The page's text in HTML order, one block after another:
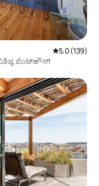
5 ರಲ್ಲಿ 5.0
5.0 (139)
ವಿಶಿಷ್ಟ ಪೆಂಟ್‌ಹೌಸ್!